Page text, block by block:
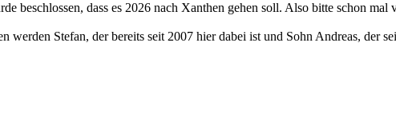
beschlossen, dass es 2026 nach Xanthen gehen soll. Also bitte schon mal
werden Stefan, der bereits seit 2007 hier dabei ist und Sohn Andreas, der